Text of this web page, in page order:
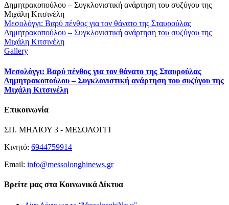
Μεσολόγγι: Βαρύ πένθος για τον θάνατο της Σταυρούλας
Δημητρακοπούλου – Συγκλονιστική ανάρτηση του συζύγου της
Μιχάλη Κιτσινέλη
Gallery
Μεσολόγγι: Βαρύ πένθος για τον θάνατο της Σταυρούλας
Δημητρακοπούλου – Συγκλονιστική ανάρτηση του συζύγου της
Μιχάλη Κιτσινέλη
Επικοινωνία
ΣΠ. ΜΗΛΙΟΥ 3 - ΜΕΣΟΛΟΓΓΙ
Κινητό: 6944759914
Email: info@messolonghinews.gr
Βρείτε μας στα Κοινωνικά Δίκτυα